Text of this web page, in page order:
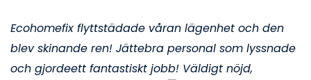
Ecohomefix flyttstädade våran lägenhet och den
blev skinande ren! Jättebra personal som lyssnade
och gjordeett fantastiskt jobb! Väldigt nöjd,